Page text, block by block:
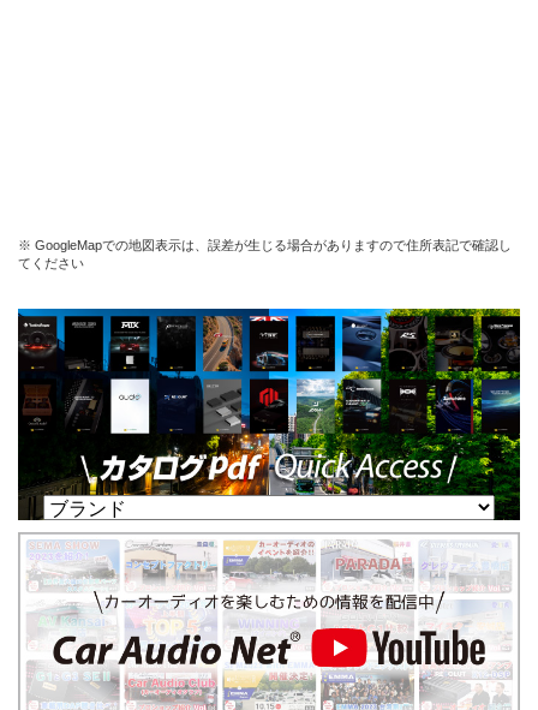
※ GoogleMapでの地図表示は、誤差が生じる場合がありますので住所表記で確認し
てください